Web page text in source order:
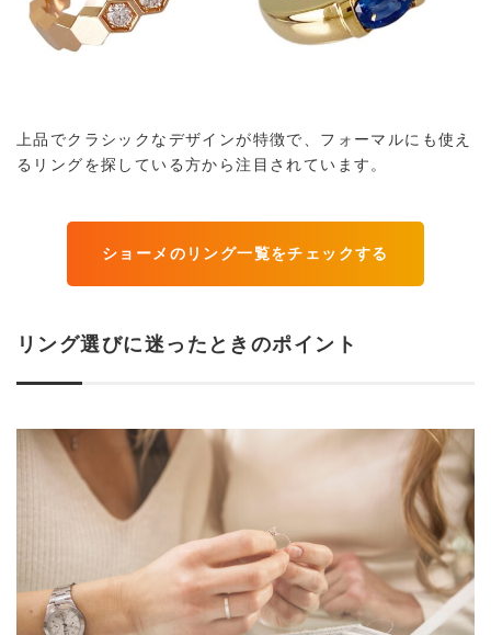
上品でクラシックなデザインが特徴で、フォーマルにも使え
るリングを探している方から注目されています。
ショーメのリング一覧をチェックする
リング選びに迷ったときのポイント